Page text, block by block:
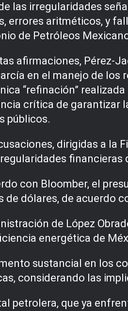
las irregularidades
errores aritméticos, y
de Petróleos
afirmaciones, Pérez-
en el manejo de
“refinación”
crítica de garantizar
públicos.
dirigidas a la
financieras
con Bloomber, el
de dólares, de acuerdo
de López
energética de
sustancial en los
considerando las
petrolera, que ya